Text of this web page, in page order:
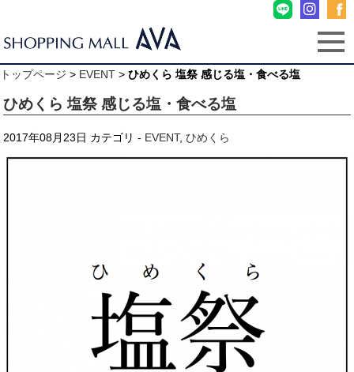
トップページ > EVENT > ひめくら 塩祭 感じる塩・食べる塩
ひめくら 塩祭 感じる塩・食べる塩
2017年08月23日 カテゴリ - EVENT,ひめくら